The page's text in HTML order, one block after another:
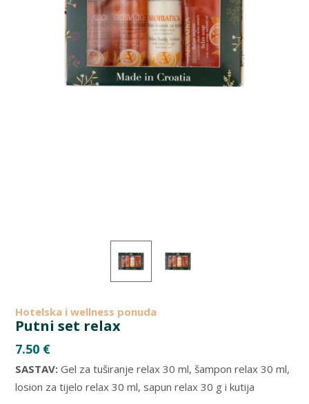
Hotelska i wellness ponuda
Putni set relax
7.50 €
SASTAV: Gel za tuširanje relax 30 ml, šampon relax 30 ml,
losion za tijelo relax 30 ml, sapun relax 30 g i kutija